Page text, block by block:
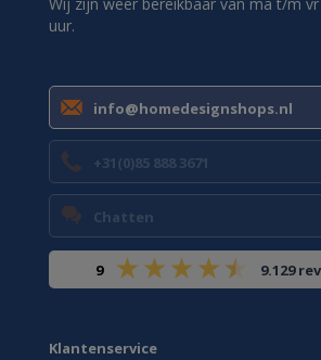
Wij zijn weer bereikbaar van ma t/m
uur.
info@homedesignshops.nl
+31(0)85 888 3671
Chatten
9 9.129
Klantenservice